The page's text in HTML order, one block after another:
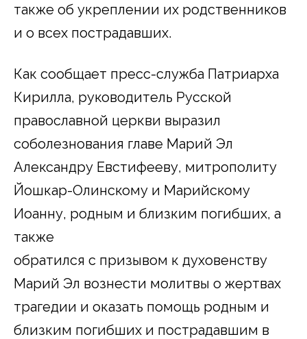
также об укреплении их родственников
и о всех пострадавших.
Как сообщает пресс-служба Патриарха
Кирилла, руководитель Русской
православной церкви выразил
соболезнования главе Марий Эл
Александру Евстифееву, митрополиту
Йошкар-Олинскому и Марийскому
Иоанну, родным и близким погибших, а
также
обратился с призывом к духовенству
Марий Эл вознести молитвы о жертвах
трагедии и оказать помощь родным и
близким погибших и пострадавшим в